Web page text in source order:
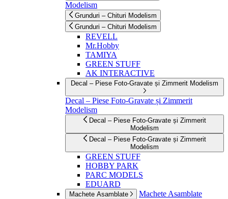
Modelism
Grunduri – Chituri Modelism
Grunduri – Chituri Modelism
REVELL
Mr.Hobby
TAMIYA
GREEN STUFF
AK INTERACTIVE
Decal – Piese Foto-Gravate și Zimmerit Modelism
Decal – Piese Foto-Gravate și Zimmerit
Modelism
Decal – Piese Foto-Gravate și Zimmerit
Modelism
Decal – Piese Foto-Gravate și Zimmerit
Modelism
GREEN STUFF
HOBBY PARK
PARC MODELS
EDUARD
Machete Asamblate Machete Asamblate